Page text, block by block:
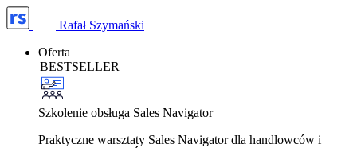
Rafał Szymański
Oferta
BESTSELLER
Szkolenie obsługa Sales Navigator
Praktyczne warsztaty Sales Navigator dla handlowców i